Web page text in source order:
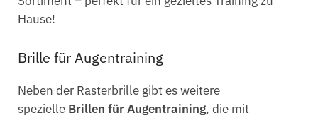
Hause!
Brille für Augentraining
Neben der Rasterbrille gibt es weitere
spezielle Brillen für Augentraining, die mit